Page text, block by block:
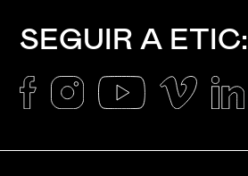
SEGUIR A ETIC: